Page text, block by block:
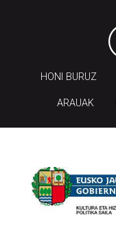
HONI BURUZ
ARAUAK